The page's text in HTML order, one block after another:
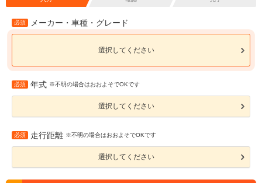
必須 メーカー・車種・グレード
選択してください
必須 年式 ※不明の場合はおおよそでOKです
選択してください
必須 走行距離 ※不明の場合はおおよそでOKです
選択してください